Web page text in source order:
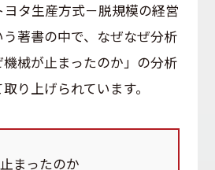
タ生産方式－脱規模の経営
著書の中で、なぜなぜ分析
械が止まったのか」の分析
り上げられています。
まったのか